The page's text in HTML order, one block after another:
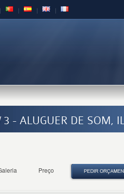
3 - ALUGUER DE SOM,
Preço